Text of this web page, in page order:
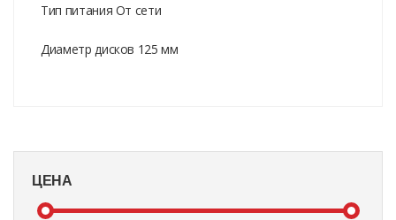
ЦЕНА
Тип питания От сети
Диаметр дисков 125 мм